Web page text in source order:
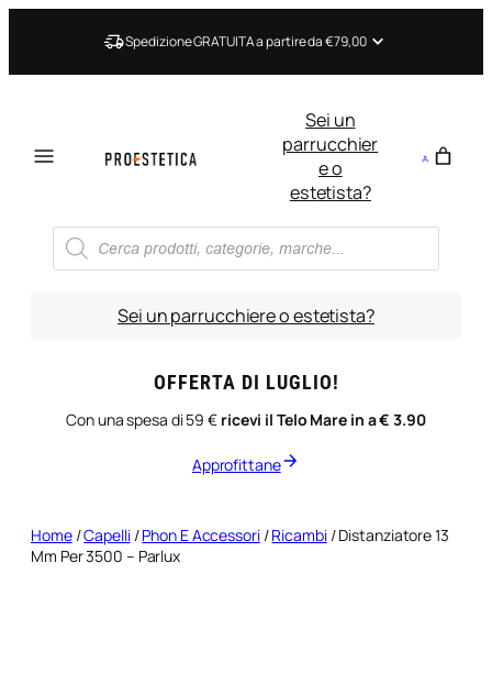
Spedizione GRATUITA a partire da €79,00
Sei un
parrucchier
e o
estetista?
Ricerca
prodotti
Sei un parrucchiere o estetista?
OFFERTA DI LUGLIO!
Con una spesa di 59 € ricevi il Telo Mare in a € 3.90
Approfittane
Home/Capelli/Phon E Accessori/Ricambi/ Distanziatore 13
Mm Per 3500 – Parlux